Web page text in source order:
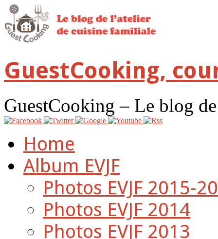
GuestCooking,
GuestCooking – Le blog
Home
Album EVJF
Photos EVJF 2015-
Photos EVJF 2014
Photos EVJF 2013